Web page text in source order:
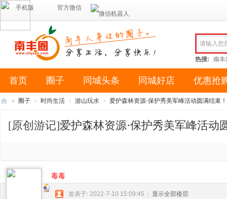
手机版 官方微信
热搜: 南丰
首页 圈子 同城头条 同城好店 优惠抢
» 圈子 › 时尚生活 › 游山玩水 › 爱护森林资源·保护秀美军峰活动圆满结束
[原创游记]爱护森林资源·保护秀美军峰活动
毒毒
发表于: 2022-7-10 15:09:45 显示全部楼层